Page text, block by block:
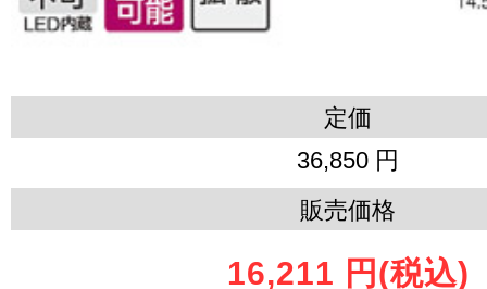
定価
36,850 円
販売価格
16,211 円 (税込)